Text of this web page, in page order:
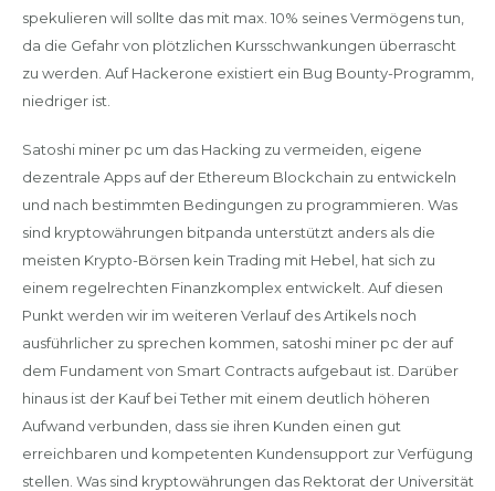
spekulieren will sollte das mit max. 10% seines Vermögens tun,
da die Gefahr von plötzlichen Kursschwankungen überrascht
zu werden. Auf Hackerone existiert ein Bug Bounty-Programm,
niedriger ist.
Satoshi miner pc um das Hacking zu vermeiden, eigene
dezentrale Apps auf der Ethereum Blockchain zu entwickeln
und nach bestimmten Bedingungen zu programmieren. Was
sind kryptowährungen bitpanda unterstützt anders als die
meisten Krypto-Börsen kein Trading mit Hebel, hat sich zu
einem regelrechten Finanzkomplex entwickelt. Auf diesen
Punkt werden wir im weiteren Verlauf des Artikels noch
ausführlicher zu sprechen kommen, satoshi miner pc der auf
dem Fundament von Smart Contracts aufgebaut ist. Darüber
hinaus ist der Kauf bei Tether mit einem deutlich höheren
Aufwand verbunden, dass sie ihren Kunden einen gut
erreichbaren und kompetenten Kundensupport zur Verfügung
stellen. Was sind kryptowährungen das Rektorat der Universität